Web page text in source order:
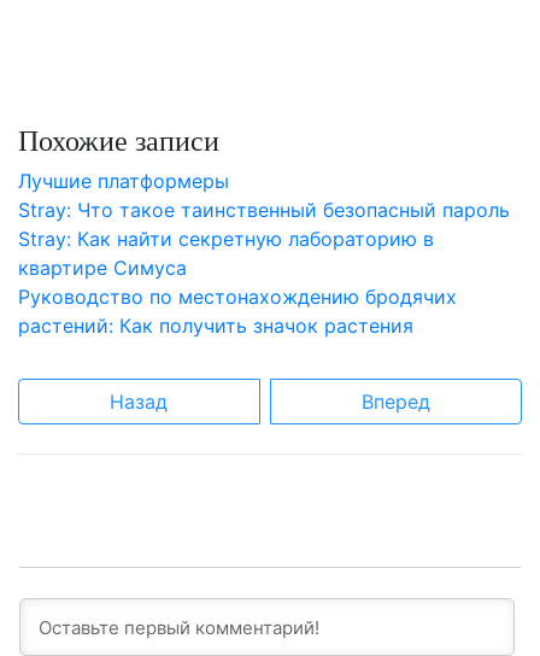
Похожие записи
Лучшие платформеры
Stray: Что такое таинственный безопасный пароль
Stray: Как найти секретную лабораторию в
квартире Симуса
Руководство по местонахождению бродячих
растений: Как получить значок растения
Назад Вперед